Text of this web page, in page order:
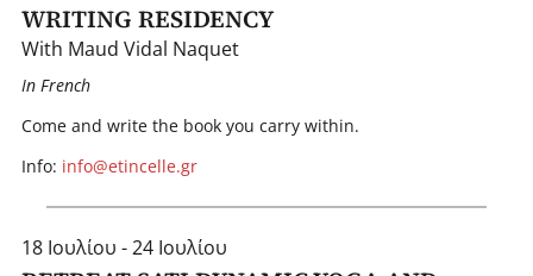
WRITING RESIDENCY
With Maud Vidal Naquet
I n French
Come and write the book you carry within.
Info: info@etincelle.gr
18 Ιουλίου - 24 Ιουλίου